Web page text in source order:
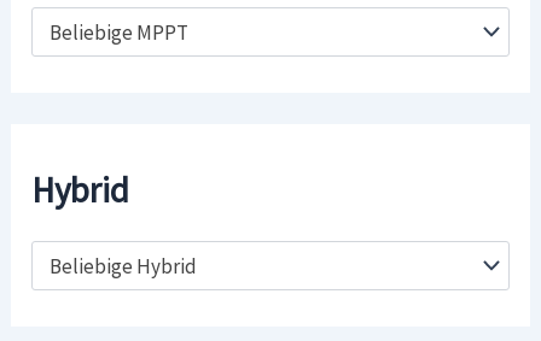
Beliebige MPPT
Hybrid
Beliebige Hybrid